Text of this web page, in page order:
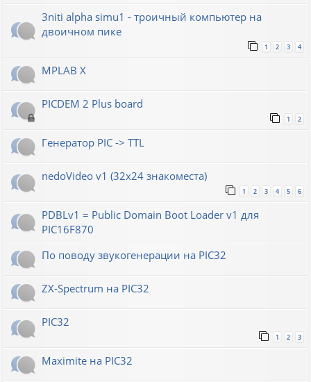
3niti alpha simu1 - троичный компьютер на
двоичном пике
1 2 3 4
MPLAB X
PICDEM 2 Plus board
1 2
Генератор РIС -> TTL
nedoVideo v1 (32x24 знакоместа)
1 2 3 4 5 6
PDBLv1 = Public Domain Boot Loader v1 для
PIC16F870
По поводу звукогенерации на PIC32
ZX-Spectrum на PIC32
PIC32
1 2 3
Maximite на PIC32